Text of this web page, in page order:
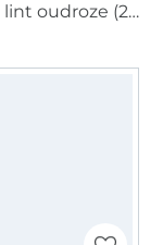
Satijnen lint oudroze (25 mm)